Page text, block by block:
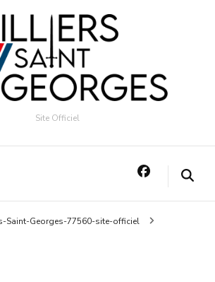
Site Officiel
Saint-Georges-77560-site-officiel